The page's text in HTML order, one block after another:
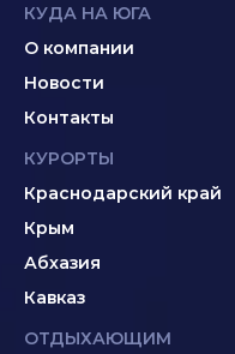
КУДА НА ЮГА
О компании
Новости
Контакты
КУРОРТЫ
Краснодарский край
Крым
Абхазия
Кавказ
ОТДЫХАЮЩИМ